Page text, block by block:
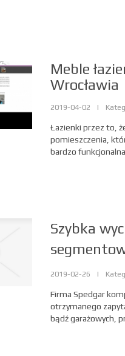
Meble
Wrocławia
2019-04-02 |
Łazienki przez to,
pomieszczenia,
bardzo
Szybka
2019-02-26 |
Firma Spedgar
otrzymanego
bądź garażowych,